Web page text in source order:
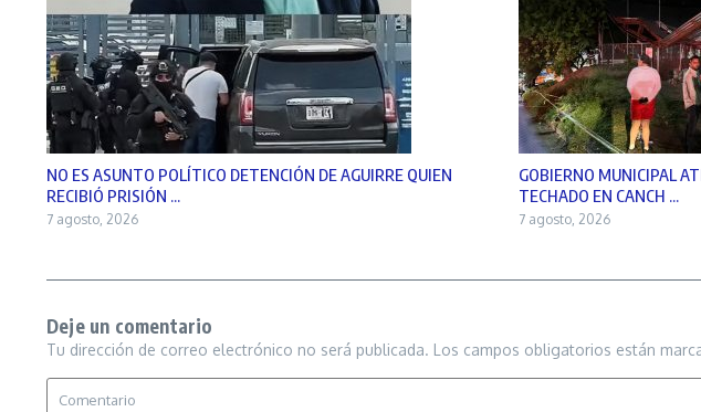
NO ES ASUNTO POLÍTICO DETENCIÓN DE AGUIRRE QUIEN
RECIBIÓ PRISIÓN ...
7 agosto, 2026
GOBIERNO MUNICIPAL
TECHADO EN CANCH ...
7 agosto, 2026
Deje un comentario
Tu dirección de correo electrónico no será publicada. Los campos obligatorios están